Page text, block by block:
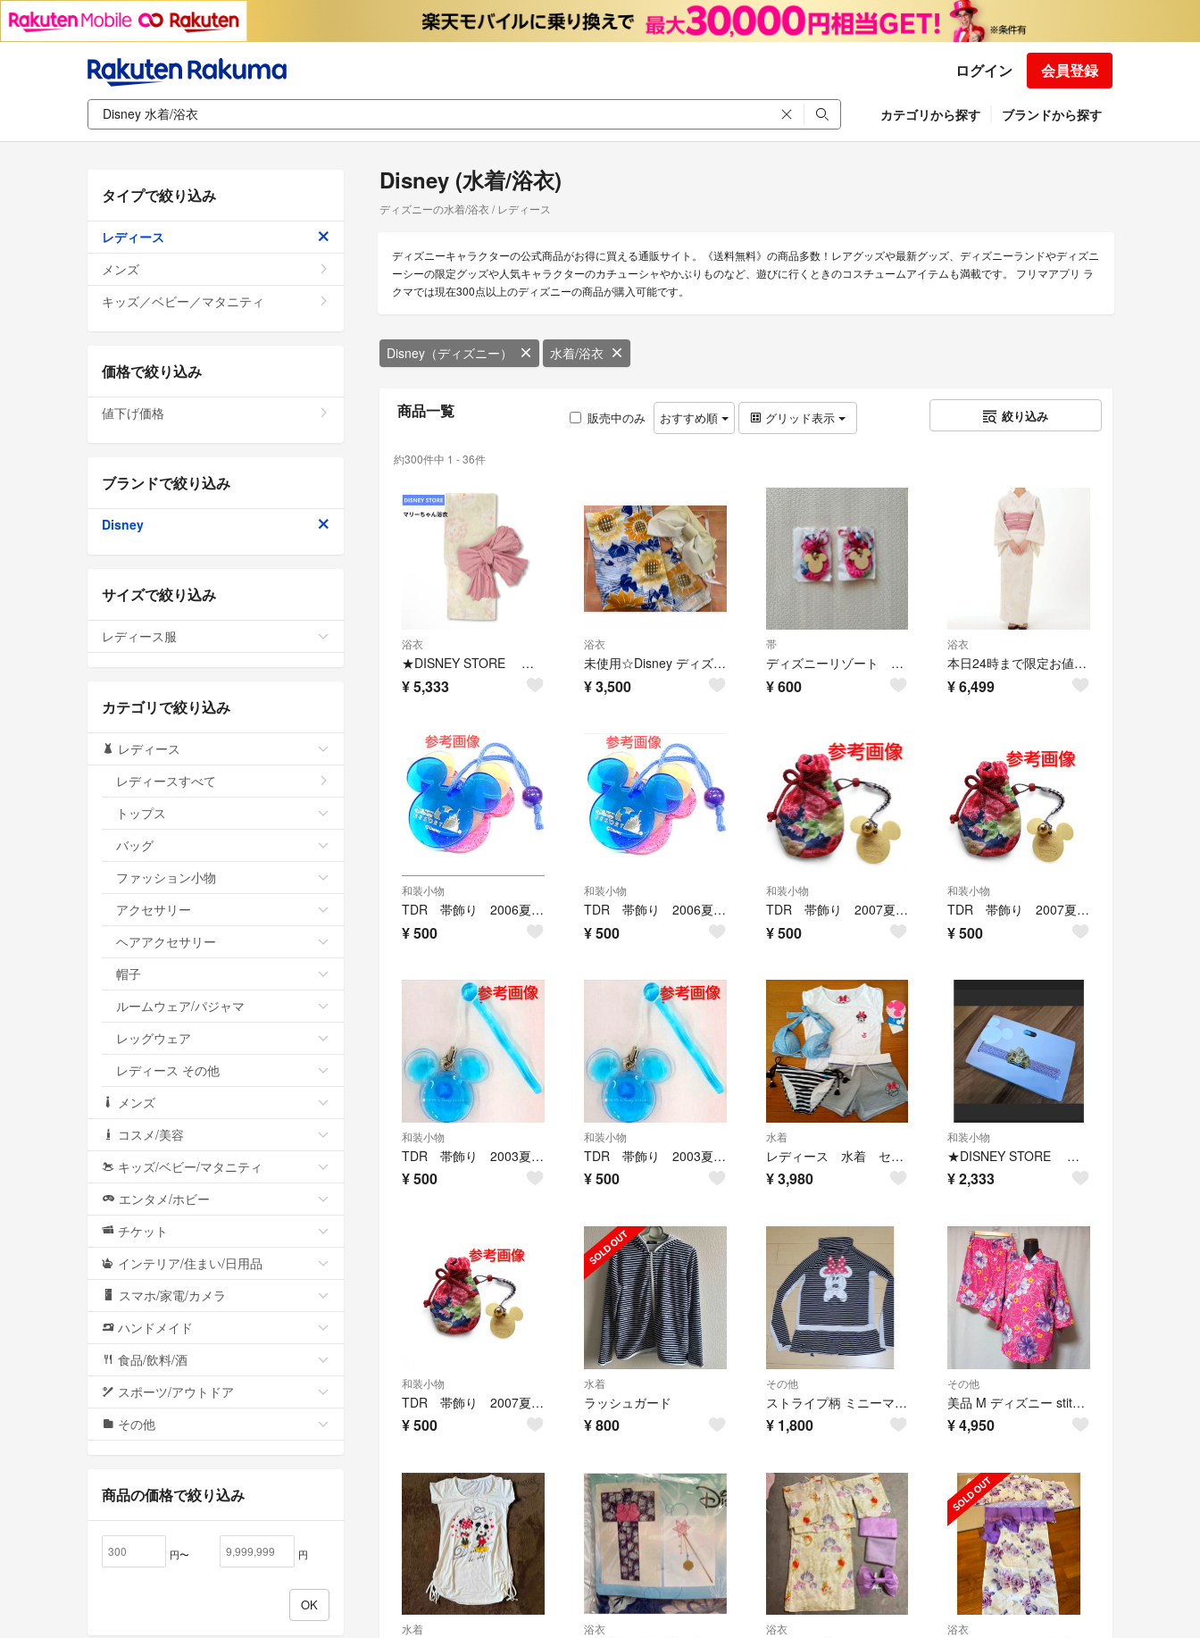
ログイン 会員登録
カテゴリから探す ブランドから探す
Disney (水着/浴衣)
ディズニーの水着/浴衣 / レディース
ディズニーキャラクターの公式商品がお得に買える通販サイト。《送料無料》の商品多数！レアグッズや最新グッズ、ディズニーランドやディズニ
ーシーの限定グッズや人気キャラクターのカチューシャやかぶりものなど、遊びに行くときのコスチュームアイテムも満載です。 フリマアプリ ラ
クマでは現在300点以上のディズニーの商品が購入可能です。
Disney（ディズニー） 水着/浴衣
商品一覧 販売中のみ おすすめ順 グリッド表示 絞り込み
約300件中 1 - 36件
浴衣
★DISNEY STORE 新品未開封 インパ ギフト プレゼント
¥5,333
浴衣
未使用☆Disney ディズニー アリエル 浴衣のみ 大人 フリーサイズ ひまわり柄 Mサイズ 帯ありは＋500円
¥3,500
帯
ディズニーリゾート 帯飾り 非売品
¥600
浴衣
本日24時まで限定お値下げ！新品未開封 Disney Store 浴衣 帯 2点セット 花柄 マリー 夏祭りくじ
¥6,499
和装小物
TDR 帯飾り 2006夏 B
¥500
和装小物
TDR 帯飾り 2006夏 A
¥500
和装小物
TDR 帯飾り 2007夏 B
¥500
和装小物
TDR 帯飾り 2007夏 A
¥500
和装小物
TDR 帯飾り 2003夏 B
¥500
和装小物
TDR 帯飾り 2003夏 A
¥500
水着
レディース 水着 セット ミニーマウス ディズニー
¥3,980
和装小物
★DISNEY STORE 新品未使用 インパ ギフト プレゼント
¥2,333
和装小物
TDR 帯飾り 2007夏 B
¥500
水着
ラッシュガード
¥800
その他
ストライプ柄 ミニーマウス ラッシュガード Mサイズ
¥ 1,800
その他
美品 M ディズニー stitchi レディース 甚平 花柄
¥4,950
水着 浴衣 浴衣 浴衣
タイプで絞り込み
レディース
メンズ
キッズ／ベビー／マタニティ
価格で絞り込み
値下げ価格
ブランドで絞り込み
Disney
サイズで絞り込み
レディース服
カテゴリで絞り込み
レディース
レディースすべて
トップス
バッグ
ファッション小物
アクセサリー
ヘアアクセサリー
帽子
ルームウェア/パジャマ
レッグウェア
レディース その他
メンズ
コスメ/美容
キッズ/ベビー/マタニティ
エンタメ/ホビー
チケット
インテリア/住まい/日用品
スマホ/家電/カメラ
ハンドメイド
食品/飲料/酒
スポーツ/アウトドア
その他
商品の価格で絞り込み
円〜 円